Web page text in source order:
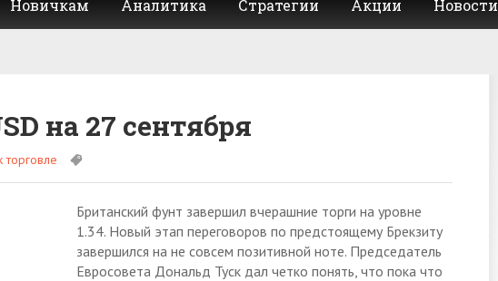
Новичкам Аналитика Стратегии Акции Новости
на 27 сентября
Британский фунт завершил вчерашние торги на уровне
1.34. Новый этап переговоров по предстоящему Брекзиту
завершился на не совсем позитивной ноте. Председатель
Евросовета Дональд Туск дал четко понять, что пока что